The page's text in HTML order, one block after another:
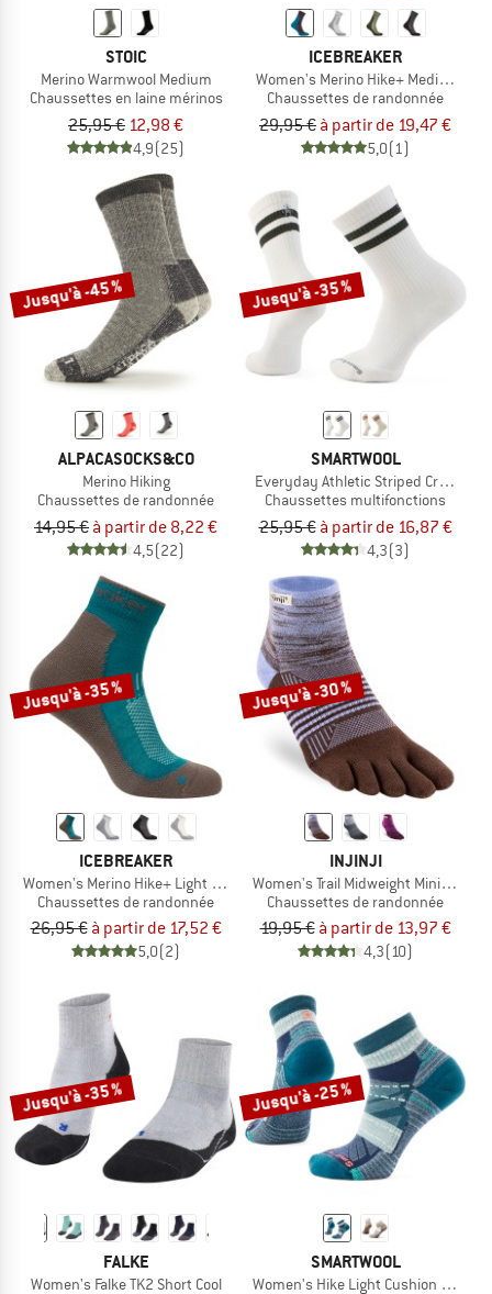
STOIC
Merino Warmwool Medium
Chaussettes en laine mérinos
25,95 € 12,98 €
4,9(25)
ICEBREAKER
Women's Merino Hike+ Medium
Chaussettes de randonnée
29,95 € à partir de 19,47 €
5,0(1)
Jusqu'à -45 %
ALPACASOCKS&CO
Merino Hiking
Chaussettes de randonnée
14,95 € à partir de 8,22 €
4,5(22)
Jusqu'à -35 %
SMARTWOOL
Everyday Athletic Striped Crew
Chaussettes multifonctions
25,95 € à partir de 16,87 €
4,3(3)
Jusqu'à -35 %
ICEBREAKER
Women's Merino Hike+ Light Mini
Chaussettes de randonnée
26,95 € à partir de 17,52 €
5,0(2)
Jusqu'à -30 %
INJINJI
Women's Trail Midweight Mini Crew
Chaussettes de randonnée
19,95 € à partir de 13,97 €
4,3(10)
Jusqu'à -35 %
FALKE
Women's Falke TK2 Short Cool
Jusqu'à -25 %
SMARTWOOL
Women's Hike Light Cushion